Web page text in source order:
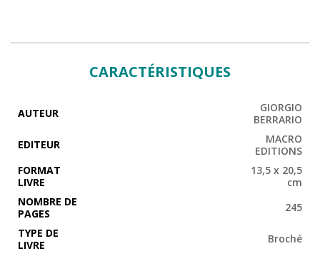
CARACTÉRISTIQUES
AUTEUR
GIORGIO
BERRARIO
EDITEUR
MACRO
EDITIONS
FORMAT
LIVRE
13,5 x 20,5
cm
NOMBRE DE
PAGES
245
TYPE DE
LIVRE
Broché